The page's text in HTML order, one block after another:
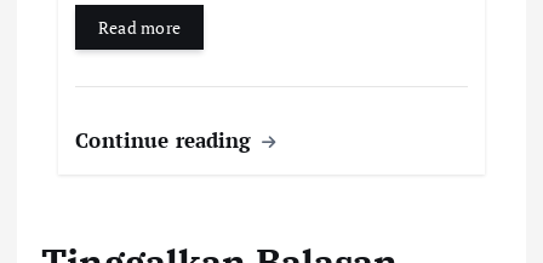
Read more
Continue reading